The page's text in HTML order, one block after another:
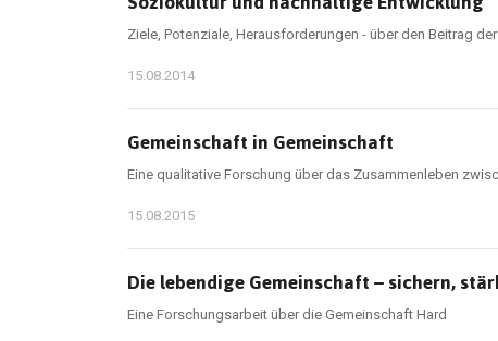
Ziele, Potenziale, Herausforderungen - über den Beitrag
15.08.2014
Gemeinschaft in Gemeinschaft
Eine qualitative Forschung über das Zusammenleben
15.08.2015
Die lebendige Gemeinschaft – sichern,
Eine Forschungsarbeit über die Gemeinschaft Hard